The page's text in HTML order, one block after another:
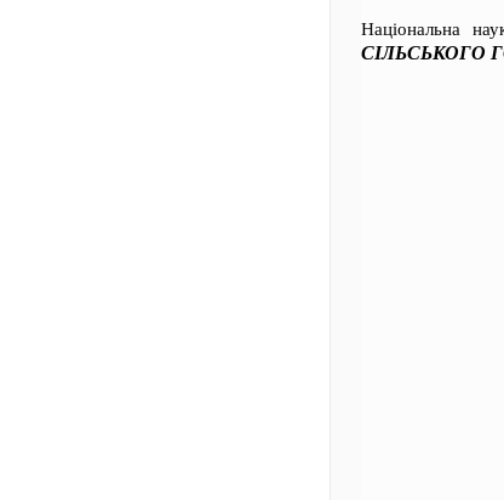
Національна
СІЛЬСЬКОГО